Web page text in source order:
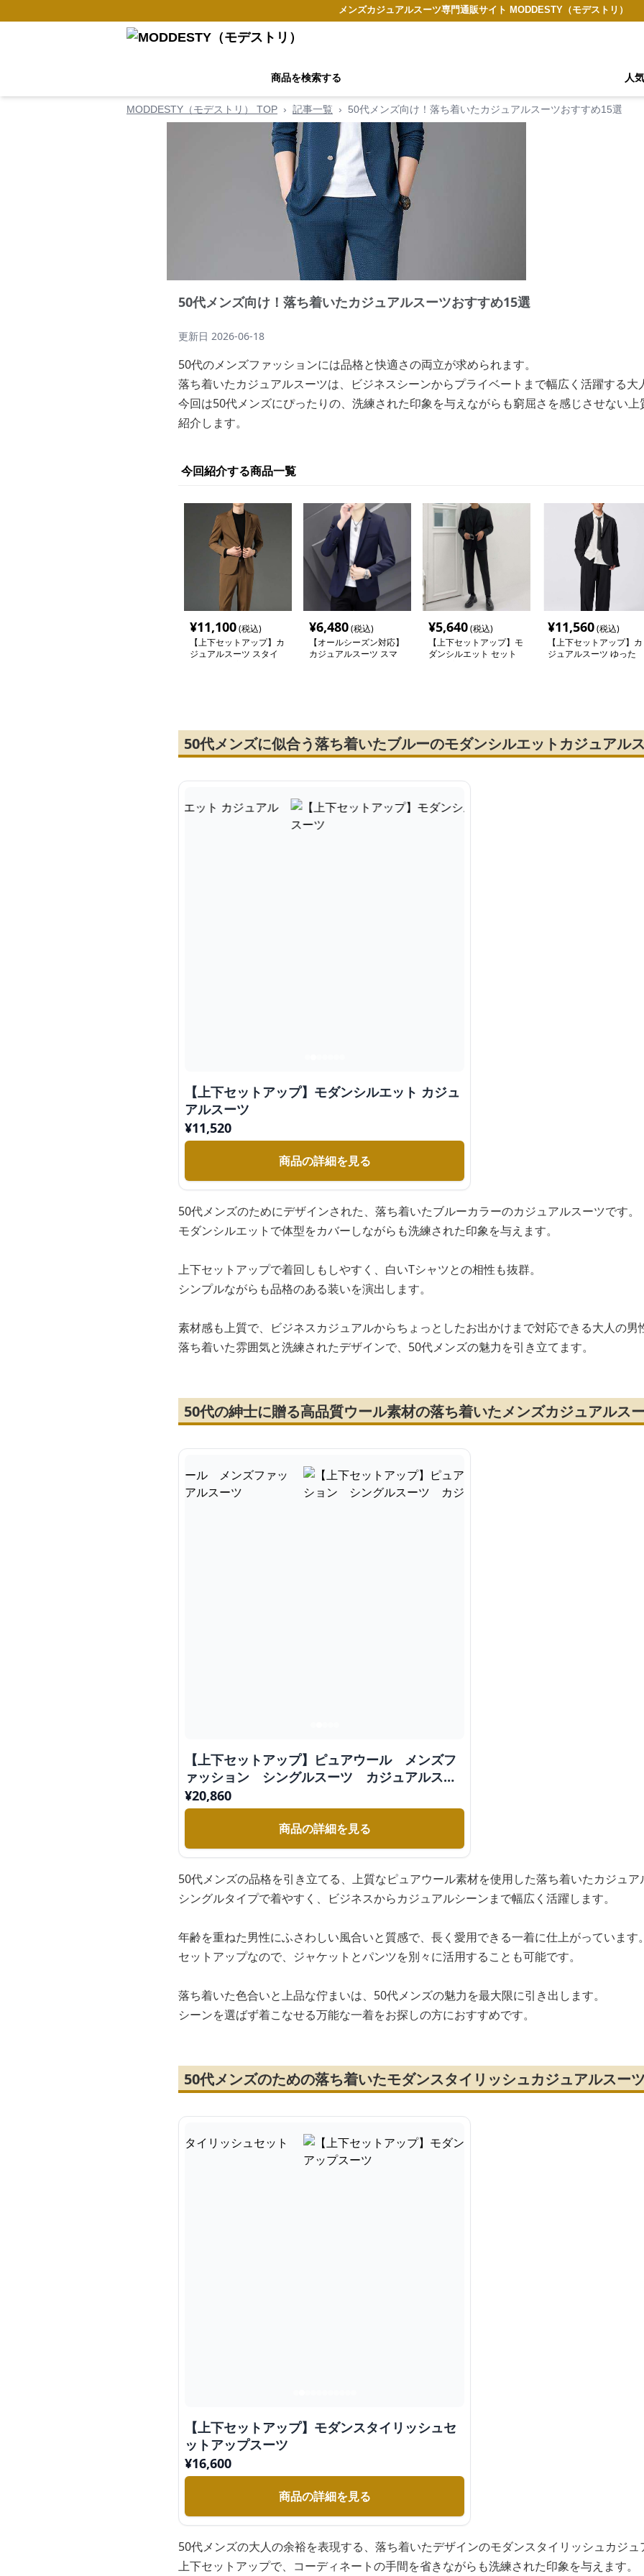
メンズカジュアルスーツ専門通販サイト MODDESTY（モデストリ）
商品を検索する 人
MODDESTY（モデストリ） TOP › 記事一覧 › 50代メンズ向け！落ち着いたカジュアルスーツおすすめ15選
50代メンズ向け！落ち着いたカジュアルスーツおすすめ15選
更新日 2026-06-18
50代のメンズファッションには品格と快適さの両立が求められます。
落ち着いたカジュアルスーツは、ビジネスシーンからプライベートまで幅広く活躍する大
今回は50代メンズにぴったりの、洗練された印象を与えながらも窮屈さを感じさせない
紹介します。
今回紹介する商品一覧
¥11,100(税込)
【上下セットアップ】カ
ジュアルスーツ スタイ
¥6,480(税込)
【オールシーズン対応】
カジュアルスーツ スマ
¥5,640(税込)
【上下セットアップ】モ
ダンシルエット セット
¥11,560(税込)
【上下セットアップ】カ
ジュアルスーツ ゆった
50代メンズに似合う落ち着いたブルーのモダンシルエットカジュアル
【上下セットアップ】モダンシルエット カジュ
アルスーツ
¥11,520
商品の詳細を見る
50代メンズのためにデザインされた、落ち着いたブルーカラーのカジュアルスーツです。
モダンシルエットで体型をカバーしながらも洗練された印象を与えます。
上下セットアップで着回しもしやすく、白いTシャツとの相性も抜群。
シンプルながらも品格のある装いを演出します。
素材感も上質で、ビジネスカジュアルからちょっとしたお出かけまで対応できる大人の男
落ち着いた雰囲気と洗練されたデザインで、50代メンズの魅力を引き立てます。
50代の紳士に贈る高品質ウール素材の落ち着いたメンズカジュアルス
【上下セットアップ】ピュアウール メンズフ
ァッション シングルスーツ カジュアルスー
ツ
¥20,860
商品の詳細を見る
50代メンズの品格を引き立てる、上質なピュアウール素材を使用した落ち着いたカジュア
シングルタイプで着やすく、ビジネスからカジュアルシーンまで幅広く活躍します。
年齢を重ねた男性にふさわしい風合いと質感で、長く愛用できる一着に仕上がっています。
セットアップなので、ジャケットとパンツを別々に活用することも可能です。
落ち着いた色合いと上品な佇まいは、50代メンズの魅力を最大限に引き出します。
シーンを選ばず着こなせる万能な一着をお探しの方におすすめです。
50代メンズのための落ち着いたモダンスタイリッシュカジュアルスーツ
【上下セットアップ】モダンスタイリッシュセ
ットアップスーツ
¥16,600
商品の詳細を見る
50代メンズの大人の余裕を表現する、落ち着いたデザインのモダンスタイリッシュカジュ
上下セットアップで、コーディネートの手間を省きながらも洗練された印象を与えます。